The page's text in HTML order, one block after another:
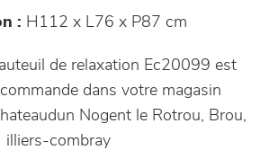
: H112 x L76 x P87 cm
de relaxation Ec20099 est
dans votre magasin
Nogent le Rotrou, Brou,
illiers-combray